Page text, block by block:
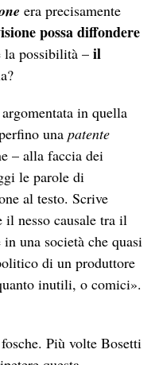
era precisamente
possa diffondere
la possibilità – il
in quella
unapatente
– alla faccia dei
le parole di
al testo. Scrive
nesso causale tra il
una società che quasi
di un produttore
inutili, o comici».
Più volte Bosetti